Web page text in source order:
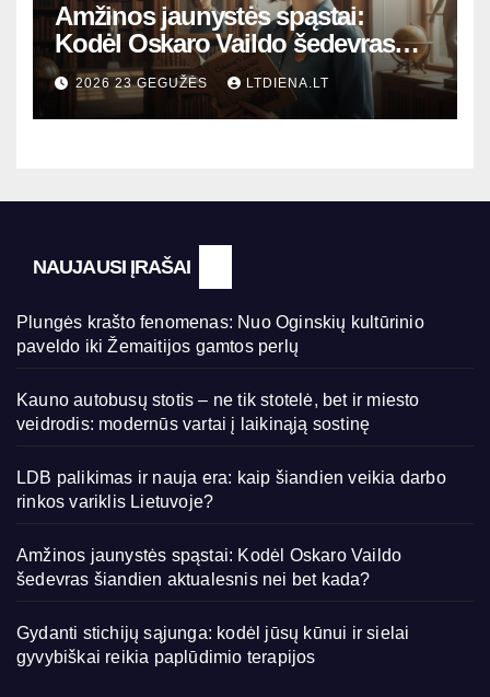
Amžinos jaunystės spąstai:
Kodėl Oskaro Vaildo šedevras
šiandien aktualesnis nei bet
kada?
2026 23 GEGUŽĖS LTDIENA.LT
NAUJAUSI ĮRAŠAI
Plungės krašto fenomenas: Nuo Oginskių kultūrinio
paveldo iki Žemaitijos gamtos perlų
Kauno autobusų stotis – ne tik stotelė, bet ir miesto
veidrodis: modernūs vartai į laikinąją sostinę
LDB palikimas ir nauja era: kaip šiandien veikia darbo
rinkos variklis Lietuvoje?
Amžinos jaunystės spąstai: Kodėl Oskaro Vaildo
šedevras šiandien aktualesnis nei bet kada?
Gydanti stichijų sąjunga: kodėl jūsų kūnui ir sielai
gyvybiškai reikia paplūdimio terapijos